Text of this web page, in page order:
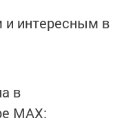
интересным в
в
MАХ: